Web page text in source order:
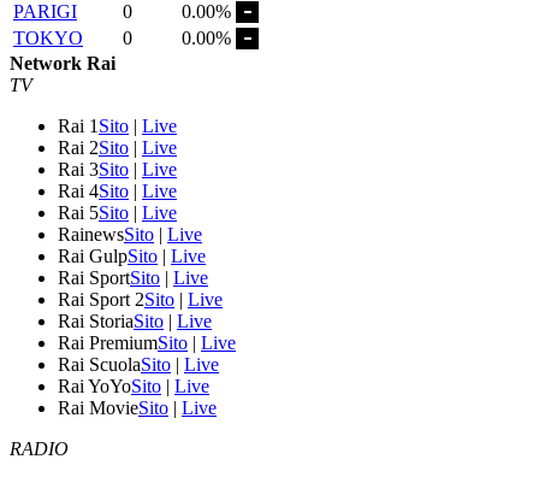
PARIGI
0
0.00%
TOKYO
0
0.00%
Network Rai
TV
Rai 1 Sito | Live
Rai 2Sito | Live
Rai 3Sito | Live
Rai 4Sito | Live
Rai 5Sito | Live
RainewsSito | Live
Rai GulpSito | Live
Rai SportSito | Live
Rai Sport 2Sito | Live
Rai StoriaSito | Live
Rai PremiumSito | Live
Rai ScuolaSito | Live
Rai YoYoSito | Live
Rai MovieSito | Live
RADIO